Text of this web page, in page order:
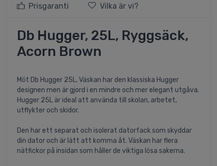
Prisgaranti Vilka är vi?
Db Hugger, 25L, Ryggsäck,
Acorn Brown
Möt Db Hugger 25L. Väskan har den klassiska Hugger
designen men är gjord i en mindre och mer elegant utgåva.
Hugger 25L är ideal att använda till skolan, arbetet,
utflykter och skidor.
Den har ett separat och isolerat datorfack som skyddar
din dator och är lätt att komma åt. Väskan har flera
nätfickor på insidan som håller de viktiga lösa sakerna.